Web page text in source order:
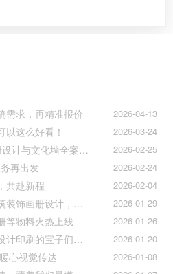
2026-04-13
需求，再精准报价
2026-03-24
这么好看！
2026-02-25
杭州铭阳广告 —— 专注画册设计与文化墙全案落地
2026-02-24
再出发
2026-02-04
共赴新程
2026-01-29
杭州铭阳广告：深耕环保建筑装饰画册设计，赋能空间美学与可持续发展
2026-01-26
等物料火热上线
2026-01-20
年度报告、责任报告、汇编设计印刷的宝子们集合！
2026-01-08
心视觉传达